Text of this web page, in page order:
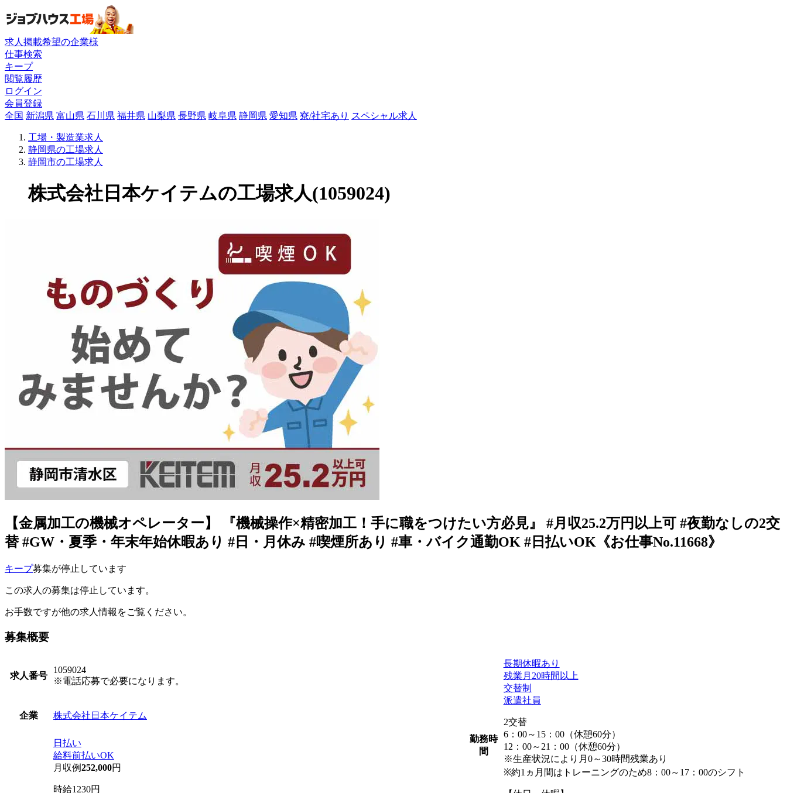
求人掲載希望の企業様
仕事検索
キープ
閲覧履歴
ログイン
会員登録
全国 新潟県 富山県 石川県 福井県 山梨県 長野県 岐阜県 静岡県 愛知県 寮/社宅あり スペシャル求人
工場・製造業求人
静岡県の工場求人
静岡市の工場求人
株式会社日本ケイテムの工場求人(1059024)
【金属加工の機械オペレーター】 『機械操作×精密加工！手に職をつけたい方必見』 #月収25.2万円以上可 #夜勤なしの2交
替 #GW・夏季・年末年始休暇あり #日・月休み #喫煙所あり #車・バイク通勤OK #日払いOK《お仕事No.11668》
キープ募集が停止しています
この求人の募集は停止しています。
お手数ですが他の求人情報をご覧ください。
募集概要
求人番号
1059024
※電話応募で必要になります。
企業 株式会社日本ケイテム
日払い
給料前払いOK
月収例252,000円
時給1230円
勤務時
間
長期休暇あり
残業月20時間以上
交替制
派遣社員
2交替
6：00～15：00（休憩60分）
12：00～21：00（休憩60分）
※生産状況により月0～30時間残業あり
※約1ヵ月間はトレーニングのため8：00～17：00のシフト